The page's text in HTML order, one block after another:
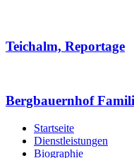
Teichalm, Reportage
Bergbauernhof
Startseite
Dienstleistungen
Biographie